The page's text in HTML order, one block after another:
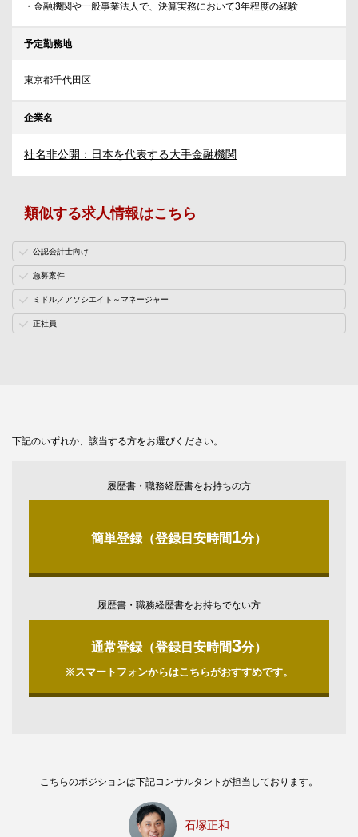
・金融機関や一般事業法人で、決算実務において3年程度の経験
予定勤務地
東京都千代田区
企業名
社名非公開：日本を代表する大手金融機関
類似する求人情報はこちら
公認会計士向け
急募案件
ミドル／アソシエイト～マネージャー
正社員
下記のいずれか、該当する方をお選びください。
履歴書・職務経歴書をお持ちの方
簡単登録（登録目安時間1分）
履歴書・職務経歴書をお持ちでない方
通常登録（登録目安時間3分）
※スマートフォンからはこちらがおすすめです。
こちらのポジションは下記コンサルタントが担当しております。
石塚正和